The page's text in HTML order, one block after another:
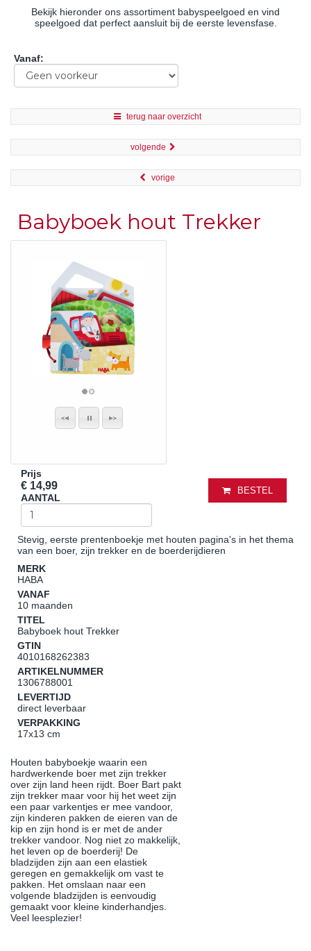
Bekijk hieronder ons assortiment babyspeelgoed en vind
speelgoed dat perfect aansluit bij de eerste levensfase.
Vanaf:
terug naar overzicht
volgende
vorige
Babyboek hout Trekker
Prijs
€ 14,99
AANTAL
BESTEL
Stevig, eerste prentenboekje met houten pagina's in het thema
van een boer, zijn trekker en de boerderijdieren
MERK
HABA
VANAF
10 maanden
TITEL
Babyboek hout Trekker
GTIN
4010168262383
ARTIKELNUMMER
1306788001
LEVERTIJD
direct leverbaar
VERPAKKING
17x13 cm
Houten babyboekje waarin een
hardwerkende boer met zijn trekker
over zijn land heen rijdt. Boer Bart pakt
zijn trekker maar voor hij het weet zijn
een paar varkentjes er mee vandoor,
zijn kinderen pakken de eieren van de
kip en zijn hond is er met de ander
trekker vandoor. Nog niet zo makkelijk,
het leven op de boerderij! De
bladzijden zijn aan een elastiek
geregen en gemakkelijk om vast te
pakken. Het omslaan naar een
volgende bladzijden is eenvoudig
gemaakt voor kleine kinderhandjes.
Veel leesplezier!